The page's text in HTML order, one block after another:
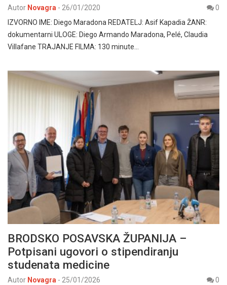
Autor Novagra - 26/01/2020
0
IZVORNO IME: Diego Maradona REDATELJ: Asif Kapadia ŽANR:
dokumentarni ULOGE: Diego Armando Maradona, Pelé, Claudia
Villafane TRAJANJE FILMA: 130 minute…
BRODSKO POSAVSKA ŽUPANIJA –
Potpisani ugovori o stipendiranju
studenata medicine
Autor Novagra - 25/01/2026
0